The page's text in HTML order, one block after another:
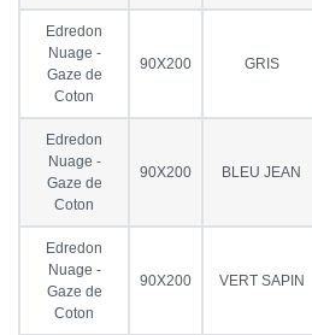
Edredon
Nuage -
Gaze de
Coton
90X200 GRIS
Edredon
Nuage -
Gaze de
Coton
90X200 BLEU JEAN
Edredon
Nuage -
Gaze de
Coton
90X200 VERT SAPIN